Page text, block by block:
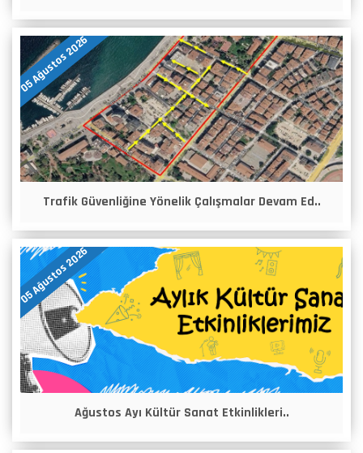
05 Ağustos 2026
Trafik Güvenliğine Yönelik Çalışmalar Devam Ed..
05 Ağustos 2026
Ağustos Ayı Kültür Sanat Etkinlikleri..